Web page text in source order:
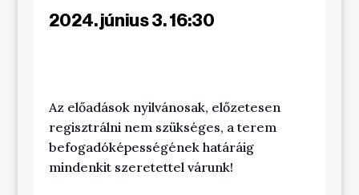
2024. június 3. 16:30
Az előadások nyilvánosak, előzetesen
regisztrálni nem szükséges, a terem
befogadóképességének határáig
mindenkit szeretettel várunk!